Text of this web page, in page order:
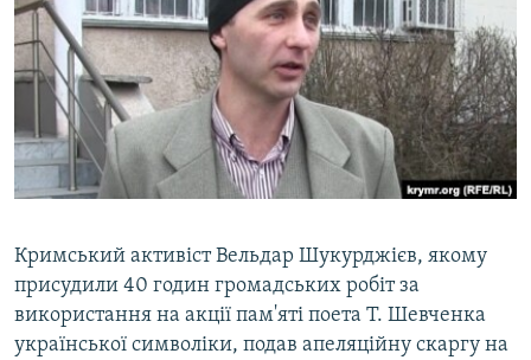
СПЕЦПРОЕКТИ
ДЕПОРТАЦІЯ
ВІДЕОУРОКИ «ELIFBE»
СВІДЧЕННЯ ОКУПАЦІЇ
УКРАЇНСЬКА ПРОБЛЕМА КРИМУ
ЯК ОБІЙТИ БЛОКУВАННЯ
Русский
Qırımtatar
Усі сайти RFE/RL
Кримський активіст Вельдар Шукурджієв, якому
присудили 40 годин громадських робіт за
використання на акції пам'яті поета Т. Шевченка
української символіки, подав апеляційну скаргу на